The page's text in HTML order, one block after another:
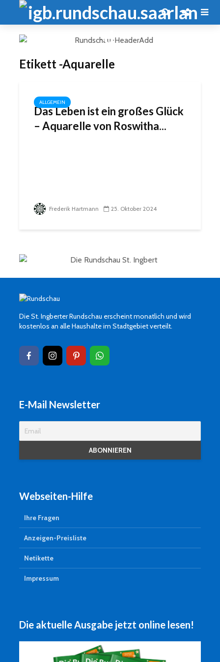
Etikett -Aquarelle
ALLGEMEIN
Das Leben ist ein großes Glück
– Aquarelle von Roswitha...
Frederik Hartmann 25. Oktober 2024
Die St. Ingberter Rundschau erscheint monatlich und wird
kostenlos an alle Haushalte im Stadtgebiet verteilt.
E-Mail Newsletter
Webseiten-Hilfe
Ihre Fragen
Anzeigen-Preisliste
Netikette
Impressum
Die aktuelle Ausgabe jetzt online lesen!